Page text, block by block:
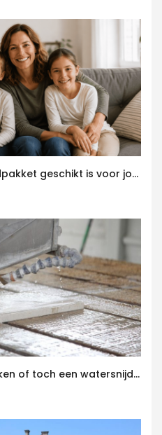
Hoe je bepaalt welk noodpakket geschikt is voor jouw gezin
Watersnijmachine gebruiken of toch een watersnijder kopen voor jouw bedrijf?